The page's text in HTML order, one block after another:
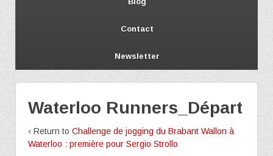
Contact
Newsletter
Waterloo Runners_Départ
‹ Return to Challenge de jogging du Brabant Wallon à
Waterloo : première pour Sergio Strollo